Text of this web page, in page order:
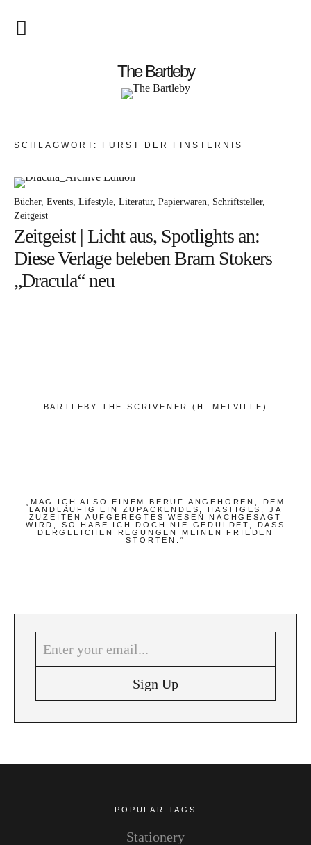
The Bartleby
Startseite
About
Menschen
Atelierbesuch
Papier & Stift
Zeitgeist
Deutsch
InstagramPinterest
SCHLAGWORT: FÜRST DER FINSTERNIS
Bücher Events Lifestyle Literatur Papierwaren Schriftsteller
Zeitgeist
Zeitgeist | Licht aus, Spotlights an:
Diese Verlage beleben Bram Stokers
„Dracula“ neu
BARTLEBY THE SCRIVENER (H. MELVILLE)
„MAG ICH ALSO EINEM BERUF ANGEHÖREN, DEM
LANDLÄUFIG EIN ZUPACKENDES, HASTIGES, JA
ZUZEITEN AUFGEREGTES WESEN NACHGESAGT
WIRD, SO HABE ICH DOCH NIE GEDULDET, DASS
DERGLEICHEN REGUNGEN MEINEN FRIEDEN
STÖRTEN.“
POPULAR TAGS
Stationery